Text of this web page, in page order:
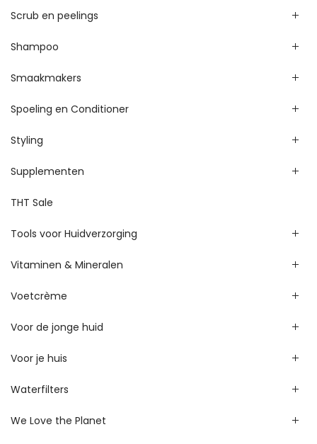
Scrub en peelings
Shampoo
Smaakmakers
Spoeling en Conditioner
Styling
Supplementen
THT Sale
Tools voor Huidverzorging
Vitaminen & Mineralen
Voetcrème
Voor de jonge huid
Voor je huis
Waterfilters
We Love the Planet